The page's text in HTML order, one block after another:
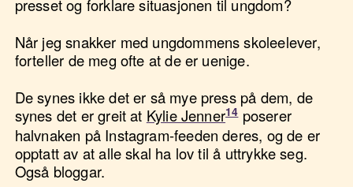
presset og forklare situasjonen til ungdom?
Når jeg snakker med ungdommens skoleelever,
forteller de meg ofte at de er uenige.
De synes ikke det er så mye press på dem, de
synes det er greit at Kylie Jenner
poserer
halvnaken på Instagram-feeden deres, og de er
opptatt av at alle skal ha lov til å uttrykke seg.
Også bloggar.